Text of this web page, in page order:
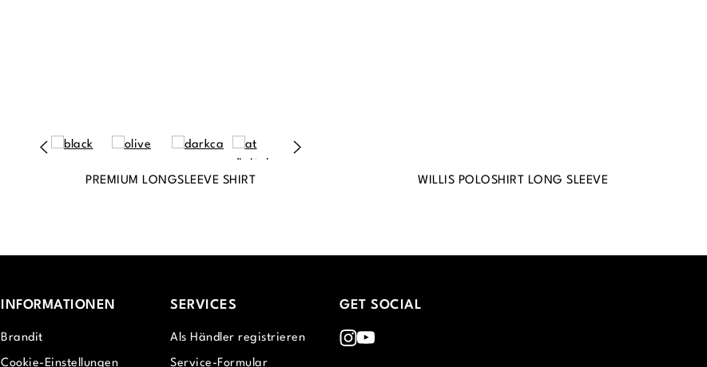
PREMIUM LONGSLEEVE SHIRT WILLIS POLOSHIRT LONG SLEEVE
INFORMATIONEN
Brandit
Cookie-Einstellungen
SERVICES
Als Händler registrieren
Service-Formular
GET SOCIAL
Instagram
Youtube